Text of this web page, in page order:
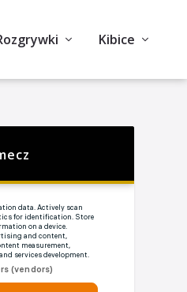
Kibice